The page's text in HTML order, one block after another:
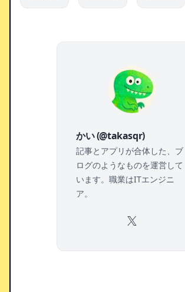
かい (@takasqr)
記事とアプリが合体した、ブ
ログのようなものを運営して
います。職業はITエンジニ
ア。
X